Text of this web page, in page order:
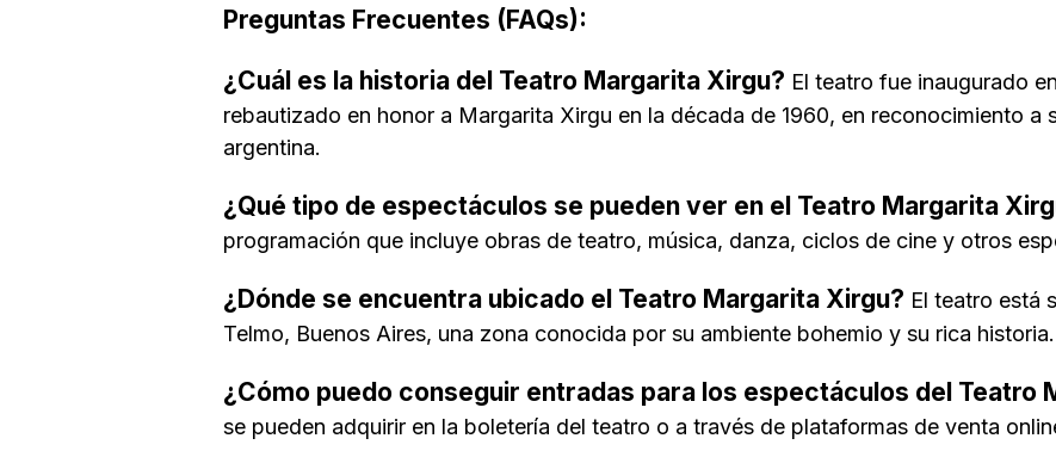
Preguntas Frecuentes (FAQs):
¿Cuál es la historia del Teatro Margarita Xirgu? El teatro fue inaugurado
rebautizado en honor a Margarita Xirgu en la década de 1960, en reconocimiento a
argentina.
¿Qué tipo de espectáculos se pueden ver en el Teatro Margarita
programación que incluye obras de teatro, música, danza, ciclos de cine y otros
¿Dónde se encuentra ubicado el Teatro Margarita Xirgu? El teatro está
Telmo, Buenos Aires, una zona conocida por su ambiente bohemio y su rica historia.
¿Cómo puedo conseguir entradas para los espectáculos del Teatro
se pueden adquirir en la boletería del teatro o a través de plataformas de venta